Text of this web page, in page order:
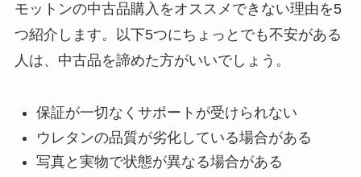
モットンの中古品購入をオススメできない理由を5
つ紹介します。以下5つにちょっとでも不安がある
人は、中古品を諦めた方がいいでしょう。
保証が一切なくサポートが受けられない
ウレタンの品質が劣化している場合がある
写真と実物で状態が異なる場合がある